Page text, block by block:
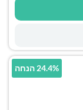
24.4% הנחה